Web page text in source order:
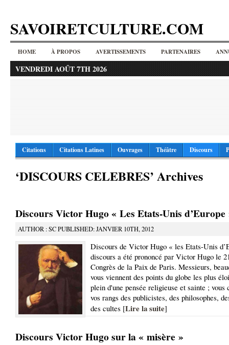
SAVOIRETCULTURE.COM
HOME À PROPOS AVERTISSEMENTS PARTENAIRES
VENDREDI AOÛT 7TH 2026
Citations Citations Latines Ouvrages Théâtre Discours
‘DISCOURS CELEBRES’ Archives
Discours Victor Hugo « Les Etats-Unis d’Europe
AUTHOR : SC PUBLISHED: JANVIER 10TH, 2012
Discours de Victor Hugo « les Etats-Unis
discours a été prononcé par Victor Hugo le
Congrès de la Paix de Paris. Messieurs,
vous viennent des points du globe les plus
plein d'une pensée religieuse et sainte ; vous
vos rangs des publicistes, des philosophes,
des cultes [Lire la suite]
Discours Victor Hugo sur la « misère »